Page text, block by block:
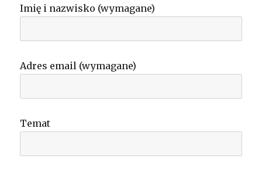
Imię i nazwisko (wymagane)
Adres email (wymagane)
Temat